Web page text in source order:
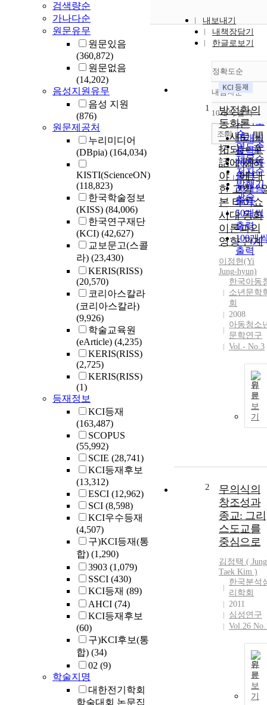
검색량순
가나다순
원문유무
원문있음
(360,872)
원문없음
(14,202)
음성지원유무
음성 지원
(876)
원문제공처
누리미디어
(DBpia) (164,034)
KISTI(ScienceON)
(118,823)
한국학술정보
(KISS) (84,006)
한국연구재단
(KCI) (42,627)
교보문고(스콜
라) (23,430)
KERIS(RISS)
(20,570)
코리아스칼라
(코리아스칼라)
(9,926)
학술교육원
(eArticle) (4,235)
KERIS(RISS)
(2,725)
KERIS(RISS)
(1)
등재정보
KCI등재
(163,487)
SCOPUS
(55,992)
SCIE (28,741)
KCI등재후보
(13,312)
ESCI (12,962)
SCI (8,598)
KCI우수등재
(4,507)
구)KCI등재(통
합) (1,290)
3903 (1,079)
SSCI (430)
KCI등재 (89)
AHCI (74)
KCI등재후보
(60)
구)KCI후보(통
합) (34)
02 (9)
학술지명
대한전기학회
학술대회 논문집
내보내기
내책장담기
한글로보기
정확도순
정확도
순
인기도
순
연도순
제목순
저자순
발행기
관순
내림차순
내림차
10개씩 출력
10개씩
출력
20개씩
출력
30개씩
출력
50개씩
출력
100개
출력
조회
1
방정환의
동화론
「새로 開
拓되는 童
話에 關하
야」에 대
한 고찰 :
본 타이쇼
시대 동화
이론과의
영향 관계
이정현(Yi
Jung-hyun)
한국아동
소년문학
회
2008
아동청소
문학연구
Vol.- No.3
원
문
보
기
2
무의식의
창조성과
종교: 그리
스도교를
중심으로
김정택 ( Jung
Taek Kim )
한국분석
리학회
2011
심성연구
Vol.26
원
문
보
기